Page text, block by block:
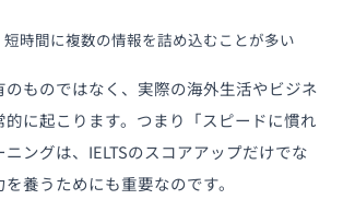
時間に複数の情報を詰め込むことが多い
のものではなく、実際の海外生活やビジネ
に起こります。つまり「スピードに慣れ
ングは、IELTSのスコアアップだけでな
養うためにも重要なのです。